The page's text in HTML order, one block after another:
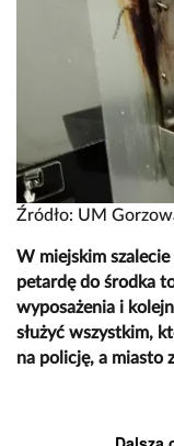
Źródło: UM
W miejskim
petardę do środka
wyposażenia i
służyć wszystkim,
na policję, a miasto